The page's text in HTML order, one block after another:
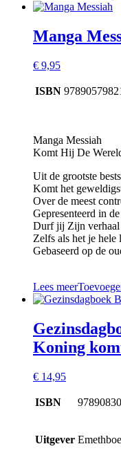
Manga
€ 9,95
ISBN
Manga Messiah
Komt Hij De
Uit de grootste
Komt het
Over de meest
Gepresenteerd in
Durf jij Zijn
Zelfs als het je hele
Gebaseerd op de
Lees meer
Koning
€ 14,95
ISBN
Uitgever